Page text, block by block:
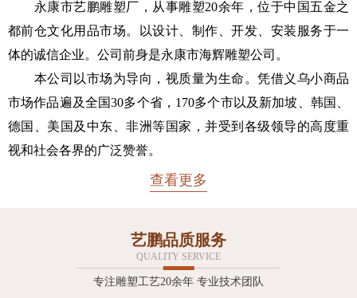
永康市艺鹏雕塑厂，从事雕塑20余年，位于中国五金之
都前仓文化用品市场。以设计、制作、开发、安装服务于一
体的诚信企业。公司前身是永康市海辉雕塑公司。
本公司以市场为导向，视质量为生命。凭借义乌小商品
市场作品遍及全国30多个省，170多个市以及新加坡、韩国、
德国、美国及中东、非洲等国家，并受到各级领导的高度重
视和社会各界的广泛赞誉。
查看更多
艺鹏品质服务
QUALITY SERVICE
专注雕塑工艺20余年 专业技术团队